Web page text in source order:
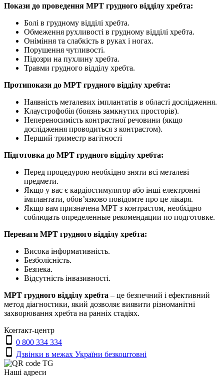
Покази до проведення МРТ грудного відділу хребта:
Болі в грудному відділі хребта.
Обмеження рухливості в грудному відділі хребта.
Оніміння та слабкість в руках і ногах.
Порушення чутливості.
Підозри на пухлину хребта.
Травми грудного відділу хребта.
Протипокази до МРТ грудного відділу хребта:
Наявність металевих імплантатів в області дослідження.
Клаустрофобія (боязнь замкнутих просторів).
Непереносимість контрастної речовини (якщо
дослідження проводиться з контрастом).
Перший триместр вагітності
Підготовка до МРТ грудного відділу хребта:
Перед процедурою необхідно зняти всі металеві
предмети.
Якщо у вас є кардіостимулятор або інші електронні
імплантати, обов’язково повідомте про це лікаря.
Якщо вам призначена МРТ з контрастом, необхідно
соблюдать определенные рекомендации по подготовке.
Переваги МРТ грудного відділу хребта:
Висока інформативність.
Безболісність.
Безпека.
Відсутність інвазивності.
МРТ грудного відділу хребта – це безпечний і ефективний
метод діагностики, який дозволяє виявити різноманітні
захворювання хребта на ранніх стадіях.
Контакт-центр
0 800 334 334
Дзвінки в межах України безкоштовні
Наші адреси